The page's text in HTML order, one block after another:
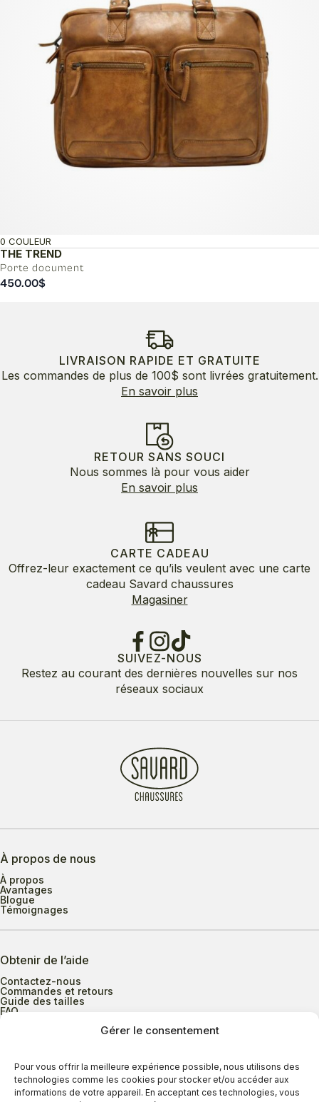
Gérer le consentement
Pour vous offrir la meilleure expérience possible, nous utilisons des
technologies comme les cookies pour stocker et/ou accéder aux
informations de votre appareil. En acceptant ces technologies, vous
THE TREND
Porte document
0 COULEUR
450.00$
LIVRAISON RAPIDE ET GRATUITE
Les commandes de plus de 100$ sont livrées gratuitement.
En savoir plus
RETOUR SANS SOUCI
Nous sommes là pour vous aider
En savoir plus
CARTE CADEAU
Offrez-leur exactement ce qu’ils veulent avec une carte
cadeau Savard chaussures
Magasiner
SUIVEZ-NOUS
Restez au courant des dernières nouvelles sur nos
réseaux sociaux
À propos de nous
À propos
Avantages
Blogue
Témoignages
Obtenir de l’aide
Contactez-nous
Commandes et retours
Guide des tailles
FAQ
Heures d’ouverture
Lundi au mercredi 9h00 à 17h30